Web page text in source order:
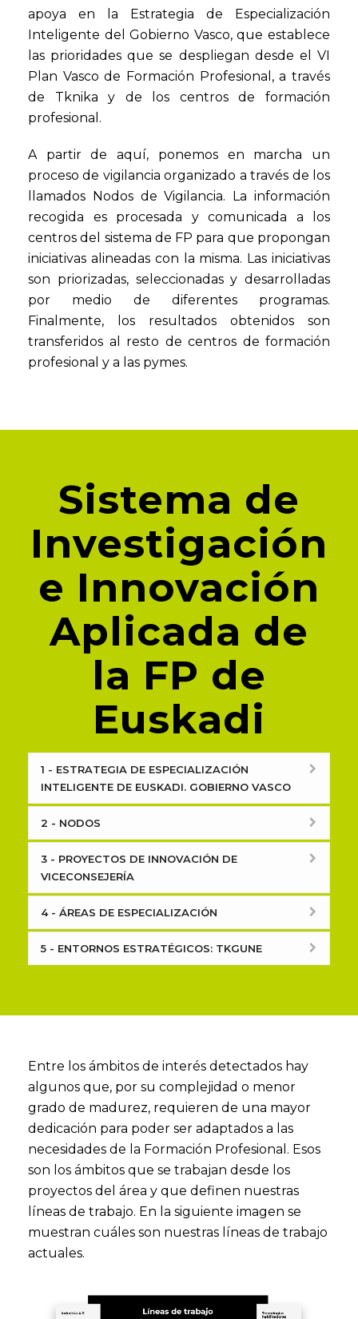
apoya en la Estrategia de Especialización
Inteligente del Gobierno Vasco, que establece
las prioridades que se despliegan desde el VI
Plan Vasco de Formación Profesional, a través
de Tknika y de los centros de formación
profesional.
A partir de aquí, ponemos en marcha un
proceso de vigilancia organizado a través de los
llamados Nodos de Vigilancia. La información
recogida es procesada y comunicada a los
centros del sistema de FP para que propongan
iniciativas alineadas con la misma. Las iniciativas
son priorizadas, seleccionadas y desarrolladas
por medio de diferentes programas.
Finalmente, los resultados obtenidos son
transferidos al resto de centros de formación
profesional y a las pymes.
Sistema de
Investigación
e Innovación
Aplicada de
la FP de
Euskadi
1 - ESTRATEGIA DE ESPECIALIZACIÓN
INTELIGENTE DE EUSKADI. GOBIERNO VASCO
2 - NODOS
3 - PROYECTOS DE INNOVACIÓN DE
VICECONSEJERÍA
4 - ÁREAS DE ESPECIALIZACIÓN
5 - ENTORNOS ESTRATÉGICOS: TKGUNE
Entre los ámbitos de interés detectados hay
algunos que, por su complejidad o menor
grado de madurez, requieren de una mayor
dedicación para poder ser adaptados a las
necesidades de la Formación Profesional. Esos
son los ámbitos que se trabajan desde los
proyectos del área y que definen nuestras
líneas de trabajo. En la siguiente imagen se
muestran cuáles son nuestras líneas de trabajo
actuales.